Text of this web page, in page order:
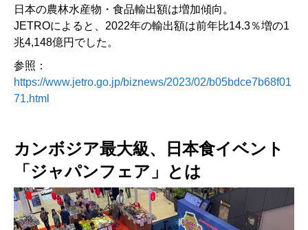
日本の農林水産物・食品輸出額は増加傾向。
JETROによると、2022年の輸出額は前年比14.3％増の1
兆4,148億円でした。
参照：
https://www.jetro.go.jp/biznews/2023/02/b05bdce7b68f01
71.html
カンボジア最大級、日本食イベント
「ジャパンフェア」とは